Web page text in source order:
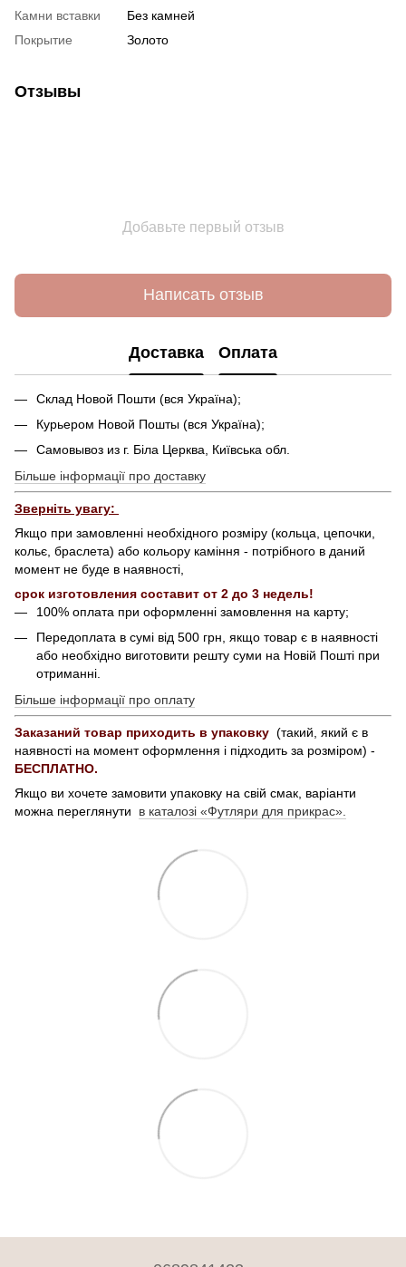
Камни вставки
Без камней
Покрытие
Золото
Отзывы
Добавьте первый отзыв
Написать отзыв
Доставка Оплата
Склад Новой Пошти (вся Україна);
Курьером Новой Пошты (вся Україна);
Самовывоз из г. Біла Церква, Київська обл.
Більше інформації про доставку
Зверніть увагу:
Якщо при замовленні необхідного розміру (кольца, цепочки,
кольє, браслета) або кольору каміння - потрібного в даний
момент не буде в наявності,
срок изготовления составит от 2 до 3 недель!
100% оплата при оформленні замовлення на карту;
Передоплата в сумі від 500 грн, якщо товар є в наявності
або необхідно виготовити решту суми на Новій Пошті при
отриманні.
Більше інформації про оплату
Заказаний товар приходить в упаковку (такий, який є в
наявності на момент оформлення і підходить за розміром) -
БЕСПЛАТНО.
Якщо ви хочете замовити упаковку на свій смак, варіанти
можна переглянути в каталозі «Футляри для прикрас».